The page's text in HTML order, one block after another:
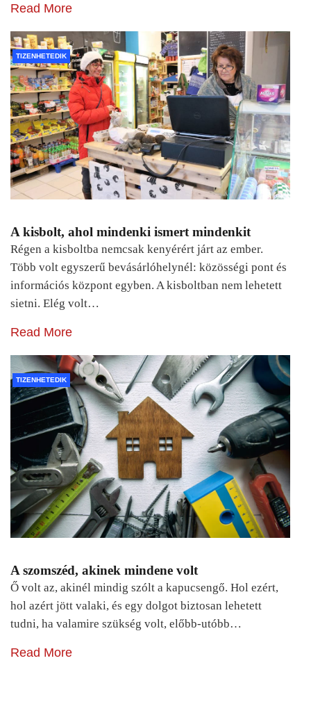
Read More
TIZENHETEDIK
A kisbolt, ahol mindenki ismert mindenkit
Régen a kisboltba nemcsak kenyérért járt az ember.
Több volt egyszerű bevásárlóhelynél: közösségi pont és
információs központ egyben. A kisboltban nem lehetett
sietni. Elég volt…
Read More
TIZENHETEDIK
A szomszéd, akinek mindene volt
Ő volt az, akinél mindig szólt a kapucsengő. Hol ezért,
hol azért jött valaki, és egy dolgot biztosan lehetett
tudni, ha valamire szükség volt, előbb-utóbb…
Read More